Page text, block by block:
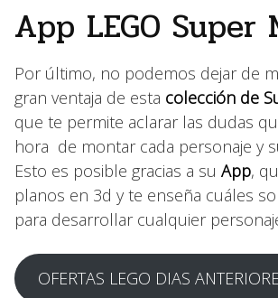
App LEGO Super
Por último, no podemos dejar de
gran ventaja de esta colección de
que te permite aclarar las dudas
hora de montar cada personaje y
Esto es posible gracias a su App,
planos en 3d y te enseña cuáles
para desarrollar cualquier
OFERTAS LEGO DIAS